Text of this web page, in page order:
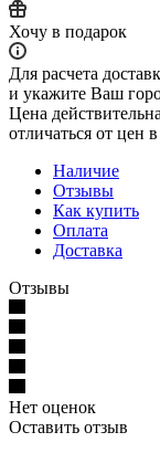
Хочу в подарок
Для расчета
и укажите Ваш
Цена
отличаться от цен
Наличие
Отзывы
Как купить
Оплата
Доставка
Отзывы
Нет оценок
Оставить отзыв